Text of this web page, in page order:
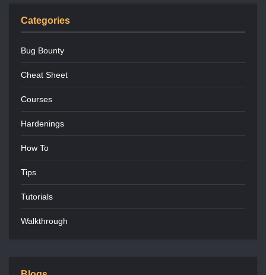
Categories
Bug Bounty
Cheat Sheet
Courses
Hardenings
How To
Tips
Tutorials
Walkthrough